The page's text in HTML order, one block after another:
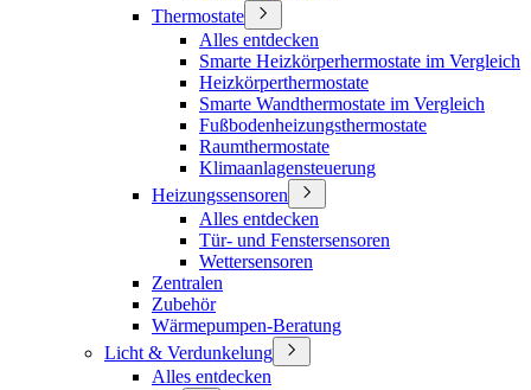
Thermostate
Alles entdecken
Smarte Heizkörperhermostate im Vergleich
Heizkörperthermostate
Smarte Wandthermostate im Vergleich
Fußbodenheizungsthermostate
Raumthermostate
Klimaanlagensteuerung
Heizungssensoren
Alles entdecken
Tür- und Fenstersensoren
Wettersensoren
Zentralen
Zubehör
Wärmepumpen-Beratung
Licht & Verdunkelung
Alles entdecken